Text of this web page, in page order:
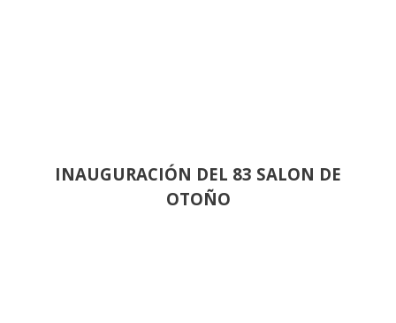
INAUGURACIÓN DEL 83 SALON DE
OTOÑO